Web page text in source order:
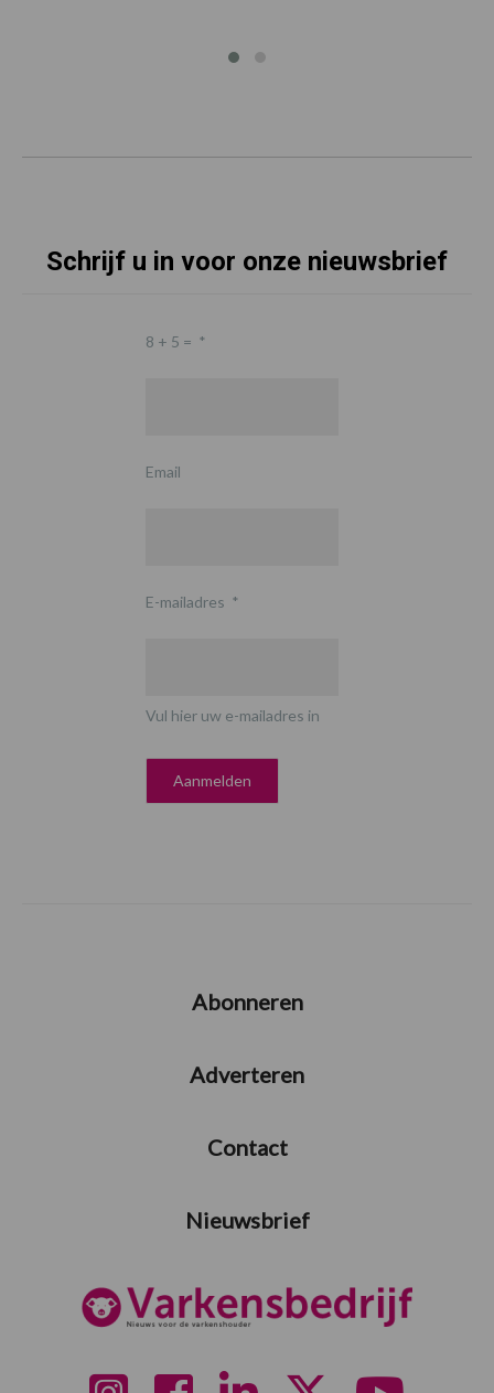
Schrijf u in voor onze nieuwsbrief
8 + 5 = *
Email
E-mailadres *
Vul hier uw e-mailadres in
Abonneren
Adverteren
Contact
Nieuwsbrief